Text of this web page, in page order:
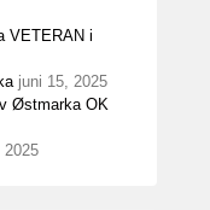
VETERAN i
juni 15, 2025
Østmarka OK
2025